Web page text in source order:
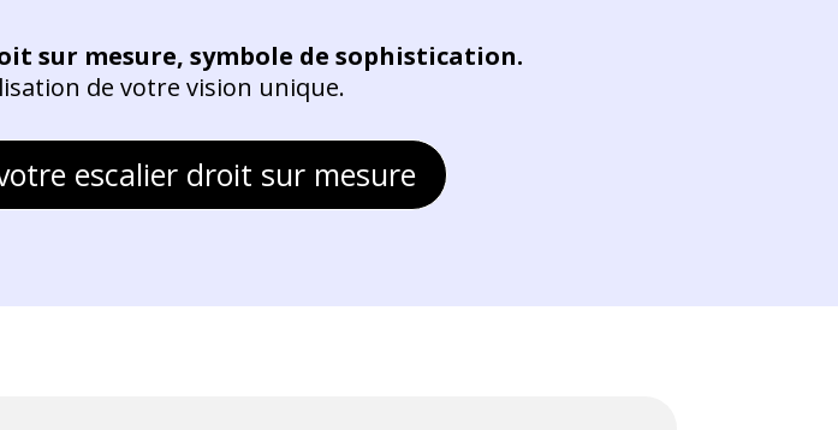
sur mesure, symbole de sophistication.
de votre vision unique.
escalier droit sur mesure